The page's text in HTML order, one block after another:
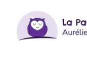
contenu